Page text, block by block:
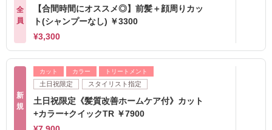
全
員
【合間時間にオススメ◎】前髪＋顔周りカッ
ト(シャンプーなし) ￥3300
¥3,300
新
規
カット カラー トリートメント
土日祝限定 スタイリスト指定
土日祝限定《髪質改善ホームケア付》カット
+カラー+クイックTR ￥7900